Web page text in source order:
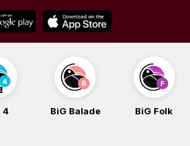
Balade BiG Folk BiG iG